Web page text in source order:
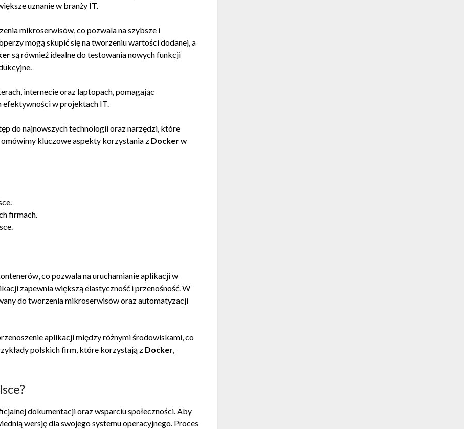
uznanie w branży IT.
mikroserwisów, co pozwala na szybsze i
mogą skupić się na tworzeniu wartości dodanej, a
są również idealne do testowania nowych funkcji
internecie oraz laptopach, pomagając
efektywności w projektach IT.
do najnowszych technologii oraz narzędzi, które
kluczowe aspekty korzystania z Dockerw
firmach.
co pozwala na uruchamianie aplikacji w
zapewnia większą elastyczność i przenośność. W
do tworzenia mikroserwisów oraz automatyzacji
aplikacji między różnymi środowiskami, co
polskich firm, które korzystają z Docker,
dokumentacji oraz wsparciu społeczności. Aby
wersję dla swojego systemu operacyjnego. Proces